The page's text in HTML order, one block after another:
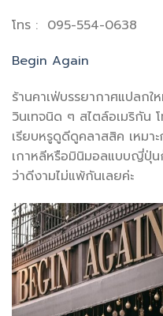
โทร : 095-554-0638
Begin Again
ร้านคาเฟ่บรรยากาศแปลก
วินเทจนิด ๆ สไตล์อเมริกัน
เรียบหรูดูดีดูคลาสสิค เหมา
เกาหลีหรือมินิมอลแบบญี่ปุ่น
ว่าดีงามไม่แพ้กันเลยค่ะ